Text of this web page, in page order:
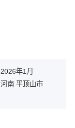
2026年1月
河南 平顶山市